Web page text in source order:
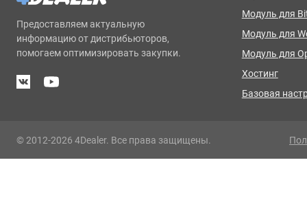
Предоставляем актуальную
информацию от дистрибьюторов,
помогаем оптимизировать закупки.
Модуль для
Модуль для
Модуль для
Хостинг
Базовая
© 2012-2026 4Dealer. Все права защищены.